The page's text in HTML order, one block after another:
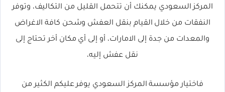
المركز السعودي يمكنك أن تتحمل القليل من التكاليف، وتوفر
النفقات من خلال القيام بنقل العفش وشحن كافة الاغراض
والمعدات من جدة إلى الامارات، أو إلى أي مكان أخر تحتاج إلى
نقل عفش إليه،
فاختيار مؤسسة المركز السعودي يوفر عليكم الكثير من